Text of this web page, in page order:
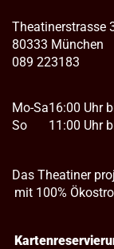
Theatinerstrasse
80333 München
089 223183
Mo-Sa
So
16:00 Uhr
11:00 Uhr
Das Theatiner
mit 100%